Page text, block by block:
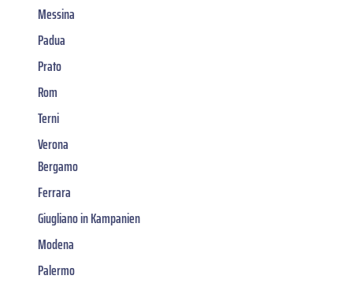
Messina
Padua
Prato
Rom
Terni
Verona
Bergamo
Ferrara
Giugliano in Kampanien
Modena
Palermo